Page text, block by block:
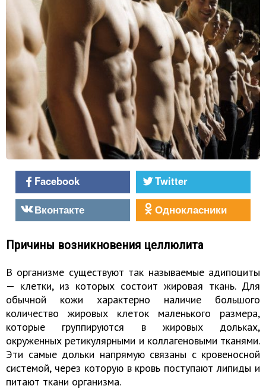
Facebook
Twitter
Вконтакте
Однокласники
Причины возникновения целлюлита
В организме существуют так называемые адипоциты
— клетки, из которых состоит жировая ткань. Для
обычной кожи характерно наличие большого
количество жировых клеток маленького размера,
которые группируются в жировых дольках,
окруженных ретикулярными и коллагеновыми тканями.
Эти самые дольки напрямую связаны с кровеносной
системой, через которую в кровь поступают липиды и
питают ткани организма.